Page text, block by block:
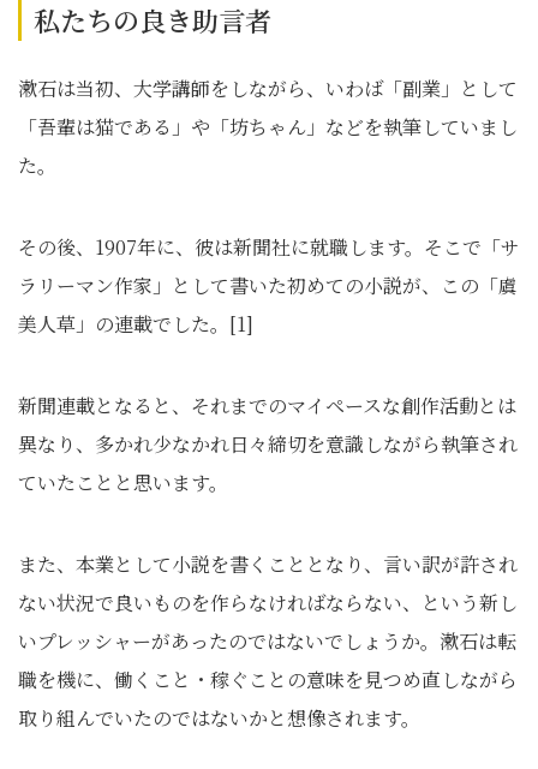
私たちの良き助言者
漱石は当初、大学講師をしながら、いわば「副業」として
「吾輩は猫である」や「坊ちゃん」などを執筆していまし
た。
その後、1907年に、彼は新聞社に就職します。そこで「サ
ラリーマン作家」として書いた初めての小説が、この「虞
美人草」の連載でした。[1]
新聞連載となると、それまでのマイペースな創作活動とは
異なり、多かれ少なかれ日々締切を意識しながら執筆され
ていたことと思います。
また、本業として小説を書くこととなり、言い訳が許され
ない状況で良いものを作らなければならない、という新し
いプレッシャーがあったのではないでしょうか。漱石は転
職を機に、働くこと・稼ぐことの意味を見つめ直しながら
取り組んでいたのではないかと想像されます。